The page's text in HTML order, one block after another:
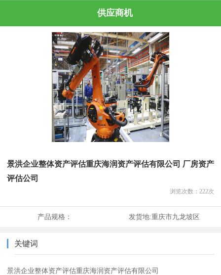
供应商机
景洪企业整体资产评估重庆海润资产评估有限公司 厂房资产
评估公司
浏览次数： 222次
产品规格： 发货地:重庆市九龙坡区
关键词
景洪企业整体资产评估重庆海润资产评估有限公司